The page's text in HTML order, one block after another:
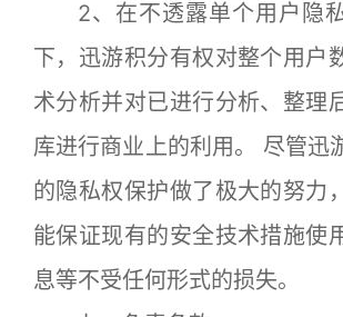
2、在不透露单个用户隐
下，迅游积分有权对整个用户
术分析并对已进行分析、整理
库进行商业上的利用。 尽管迅
的隐私权保护做了极大的努力
能保证现有的安全技术措施使
息等不受任何形式的损失。